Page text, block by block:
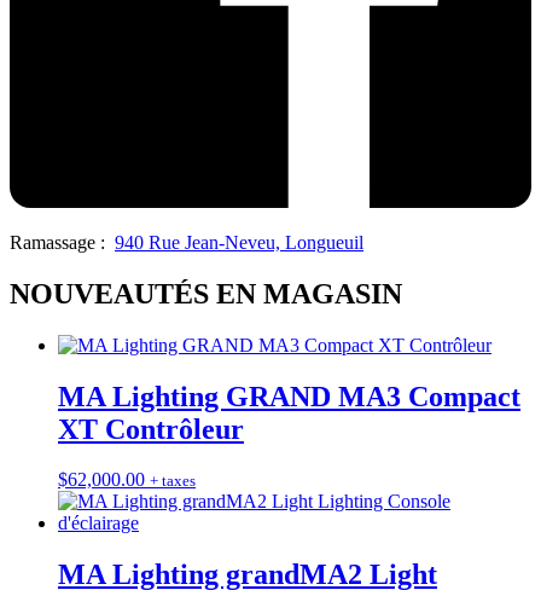
Ramassage : 940 Rue Jean-Neveu, Longueuil
NOUVEAUTÉS EN MAGASIN
MA Lighting GRAND MA3 Compact
XT Contrôleur
$62,000.00 + taxes
MA Lighting grandMA2 Light